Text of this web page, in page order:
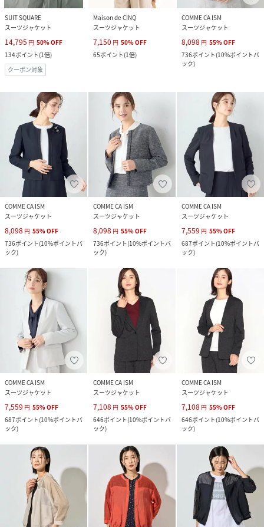
SUIT SQUARE
スーツジャケット
14,795 円 50%OFF
134ポイント(1倍)
クーポン対象
Maison de CINQ
スーツジャケット
7,150 円 50%OFF
65ポイント(1倍)
COMME CA ISM
スーツジャケット
8,098 円 55%OFF
736ポイント(10%ポイントバ
ック)
COMME CA ISM
スーツジャケット
8,098 円 55%OFF
736ポイント(10%ポイントバ
ック)
COMME CA ISM
スーツジャケット
8,098 円 55%OFF
736ポイント(10%ポイントバ
ック)
COMME CA ISM
スーツジャケット
7,559 円 55%OFF
687ポイント(10%ポイントバ
ック)
COMME CA ISM
スーツジャケット
7,559 円 55%OFF
687ポイント(10%ポイントバ
ック)
COMME CA ISM
スーツジャケット
7,108 円 55%OFF
646ポイント(10%ポイントバ
ック)
COMME CA ISM
スーツジャケット
7,108 円 55%OFF
646ポイント(10%ポイントバ
ック)